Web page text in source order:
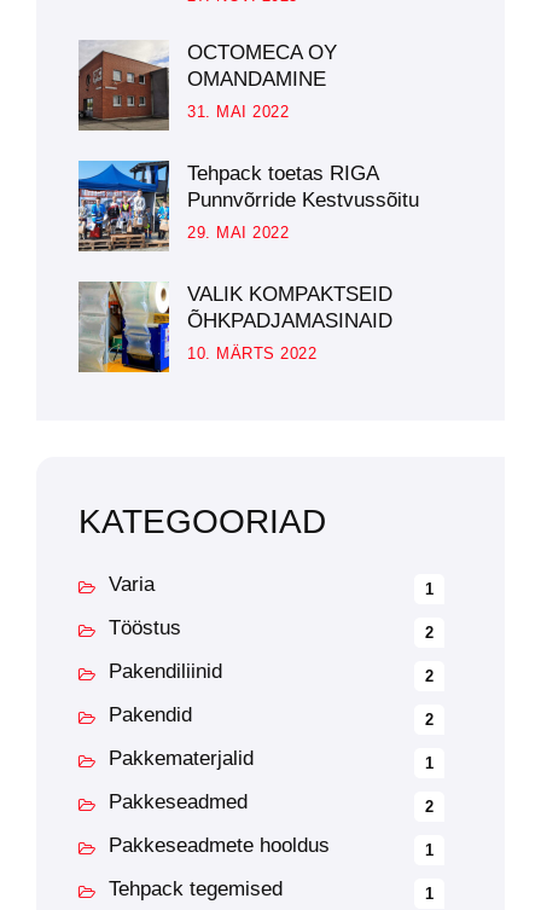
OCTOMECA OY
OMANDAMINE
31. MAI 2022
Tehpack toetas RIGA
Punnvõrride Kestvussõitu
29. MAI 2022
VALIK KOMPAKTSEID
ÕHKPADJAMASINAID
10. MÄRTS 2022
KATEGOORIAD
Varia 1
Tööstus 2
Pakendiliinid 2
Pakendid 2
Pakkematerjalid 1
Pakkeseadmed 2
Pakkeseadmete hooldus 1
Tehpack tegemised 1